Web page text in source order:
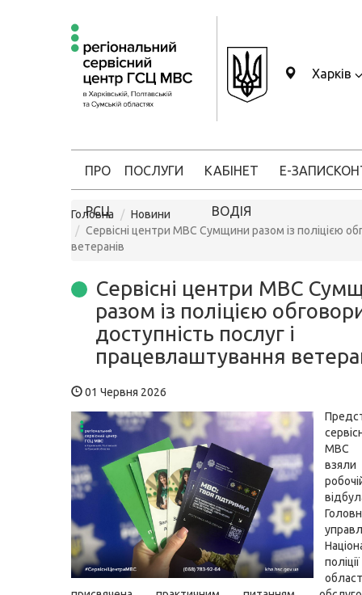
Харків
ПРО
РСЦ
ПОСЛУГИ КАБІНЕТ
ВОДІЯ
Е-ЗАПИС
Головна
Новини
Сервісні центри МВС Сумщини разом із поліцією
ветеранів
Сервісні центри МВС
разом із поліцією
доступність послуг і
працевлаштування
01 Червня 2026
МВС